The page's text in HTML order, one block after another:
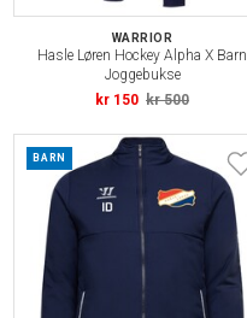
WARRIOR
Hasle Løren Hockey Alpha X Barn
Joggebukse
kr 150 kr 500
BARN